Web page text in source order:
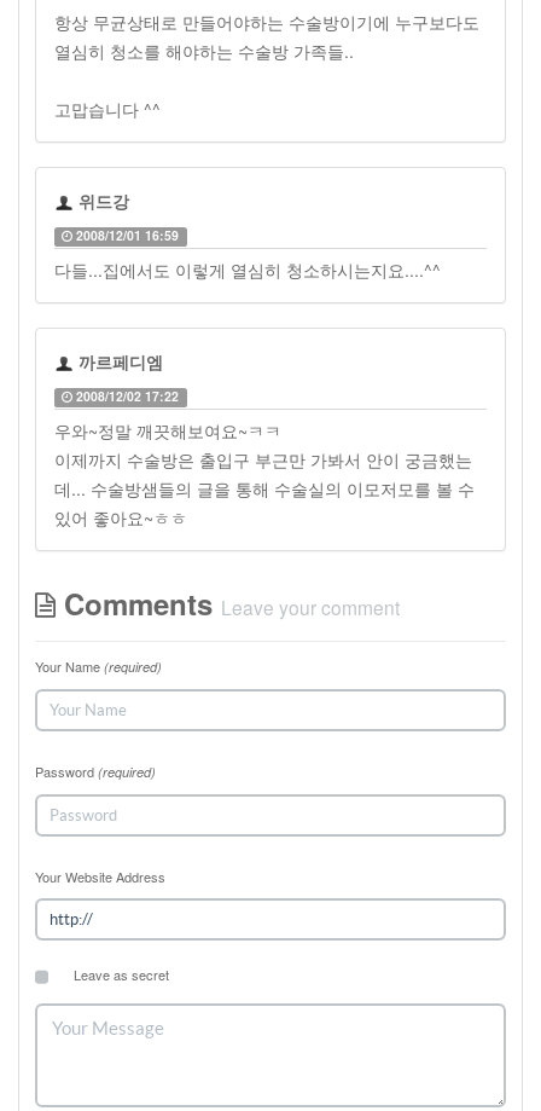
항상 무균상태로 만들어야하는 수술방이기에 누구보다도
열심히 청소를 해야하는 수술방 가족들..
고맙습니다 ^^
위드강
2008/12/01 16:59
다들...집에서도 이렇게 열심히 청소하시는지요....^^
까르페디엠
2008/12/02 17:22
우와~정말 깨끗해보여요~ㅋㅋ
이제까지 수술방은 출입구 부근만 가봐서 안이 궁금했는
데... 수술방샘들의 글을 통해 수술실의 이모저모를 볼 수
있어 좋아요~ㅎㅎ
Comments Leave your comment
Your Name (required)
Password (required)
Your Website Address
Leave as secret